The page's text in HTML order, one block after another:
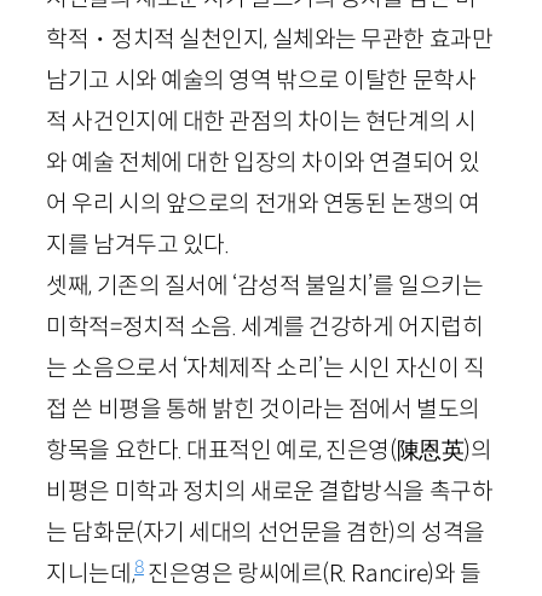
학적・정치적 실천인지, 실체와는 무관한 효과만
남기고 시와 예술의 영역 밖으로 이탈한 문학사
적 사건인지에 대한 관점의 차이는 현단계의 시
와 예술 전체에 대한 입장의 차이와 연결되어 있
어 우리 시의 앞으로의 전개와 연동된 논쟁의 여
지를 남겨두고 있다.
셋째, 기존의 질서에 ‘감성적 불일치’를 일으키는
미학적=정치적 소음. 세계를 건강하게 어지럽히
는 소음으로서 ‘자체제작 소리’는 시인 자신이 직
접 쓴 비평을 통해 밝힌 것이라는 점에서 별도의
항목을 요한다. 대표적인 예로, 진은영(陳恩英)의
비평은 미학과 정치의 새로운 결합방식을 촉구하
는 담화문(자기 세대의 선언문을 겸한)의 성격을
지니는데,8진은영은 랑씨에르(R. Rancire)와 들